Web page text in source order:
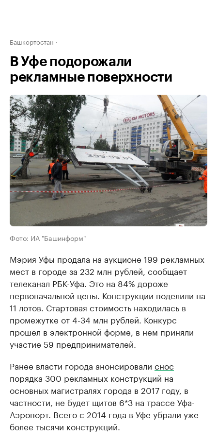
Башкортостан
В Уфе подорожали
рекламные поверхности
Фото: ИА "Башинформ"
Мэрия Уфы продала на аукционе 199 рекламных
мест в городе за 232 млн рублей, сообщает
телеканал РБК-Уфа. Это на 84% дороже
первоначальной цены. Конструкции поделили на
11 лотов. Стартовая стоимость находилась в
промежутке от 4-34 млн рублей. Конкурс
прошел в электронной форме, в нем приняли
участие 59 предпринимателей.
Ранее власти города анонсировали снос
порядка 300 рекламных конструкций на
основных магистралях города в 2017 году, в
частности, не будет щитов 6*3 на трассе Уфа-
Аэропорт. Всего с 2014 года в Уфе убрали уже
более тысячи конструкций.